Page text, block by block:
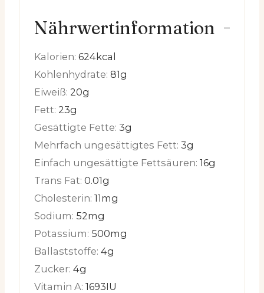
Nährwertinformation
Kalorien: 624kcal
Kohlenhydrate: 81g
Eiweiß: 20g
Fett: 23g
Gesättigte Fette: 3g
Mehrfach ungesättigtes Fett: 3g
Einfach ungesättigte Fettsäuren: 16g
Trans Fat: 0.01g
Cholesterin: 11mg
Sodium: 52mg
Potassium: 500mg
Ballaststoffe: 4g
Zucker: 4g
Vitamin A: 1693IU